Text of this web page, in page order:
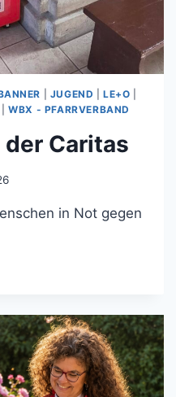
JUGEND |LE+O
|WBX - PFARRVERBAND
der Caritas
in Not gegen